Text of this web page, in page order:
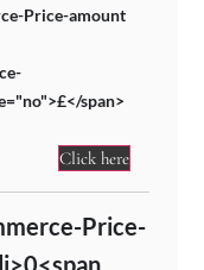
Price-amount
span>
Click here
Price-